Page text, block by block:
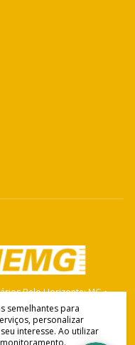
Belo Horizonte: MG •
2021-2026
semelhantes para
personalizar
interesse. Ao utilizar